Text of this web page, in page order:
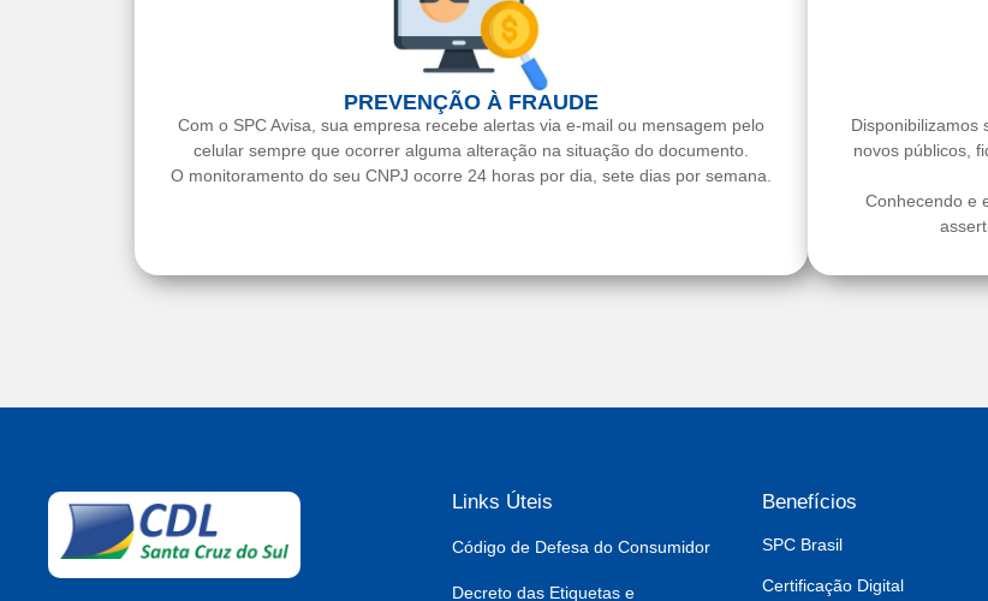
PREVENÇÃO À FRAUDE
Com o SPC Avisa, sua empresa recebe alertas via e-mail ou mensagem pelo
celular sempre que ocorrer alguma alteração na situação do documento.
O monitoramento do seu CNPJ ocorre 24 horas por dia, sete dias por semana.
Disponibilizamos
novos públicos,
Conhecendo e
Links Úteis
Código de Defesa do Consumidor
Decreto das Etiquetas e
Benefícios
SPC Brasil
Certificação Digital